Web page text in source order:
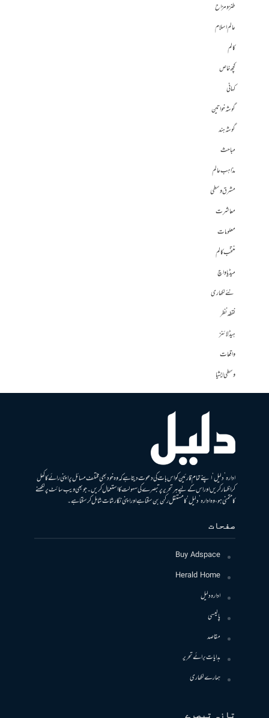
طنز و مزاح
عالم اسلام
کالم
کچھ خاص
کہانی
گوشہ خواتین
گوشہ ہند
مباحث
مذاہب عالم
مشرق وسطی
معاشرت
معلومات
منتخب کالم
میڈیا واچ
نئے لکھاری
نقطہ نظر
ہیڈلائنز
واقعات
وسطی ایشیا
ادارہ ’دلیل‘ اپنے تمام قارئین کو اس بات کی دعوت دیتا ہے کہ وہ خود بھی مختلف مسائل پر اپنی رائے کا کھل
کر اظہار کریں اور اس کے لیے ہر تحریر پر تبصرے کی سہولت کا استعمال کریں۔ جو بھی ویب سائٹ پر لکھنے
کا متمنی ہو، وہ ادارہ ’دلیل‘ کا مستقل رکن بن سکتا ہے اور اپنی نگارشات شامل کرسکتا ہے۔
صفحات
Buy Adspace
Herald Home
ادارہ دلیل
پالیسی
مقاصد
ہدایات برائے تحریر
ہمارے لکھاری
تازہ تبصرے